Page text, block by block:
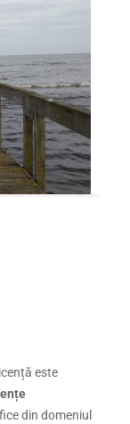
este
din domeniul